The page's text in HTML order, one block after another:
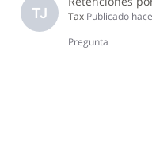
TJ Tax Publicado
Pregunta